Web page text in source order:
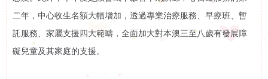
構
支
二年，中心收生名額大幅增加，透過專業治療服務、早療班、暫
託服務、家屬支援四大範疇，全面加大對本澳三至八歲有發展障
礙兒童及其家庭的支援。